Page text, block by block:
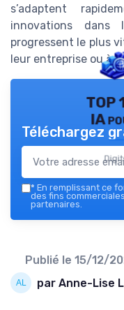
s’adaptent
innovations
progressent le plus
leur entreprise ou à
TOP
IA
Téléchargez
* En remplissant ce
des fins
partenaires.
Publié le 15/12/
par Anne-Lise